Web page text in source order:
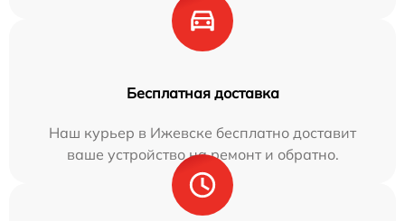
Бесплатная доставка
Наш курьер в Ижевске бесплатно доставит
ваше устройство на ремонт и обратно.